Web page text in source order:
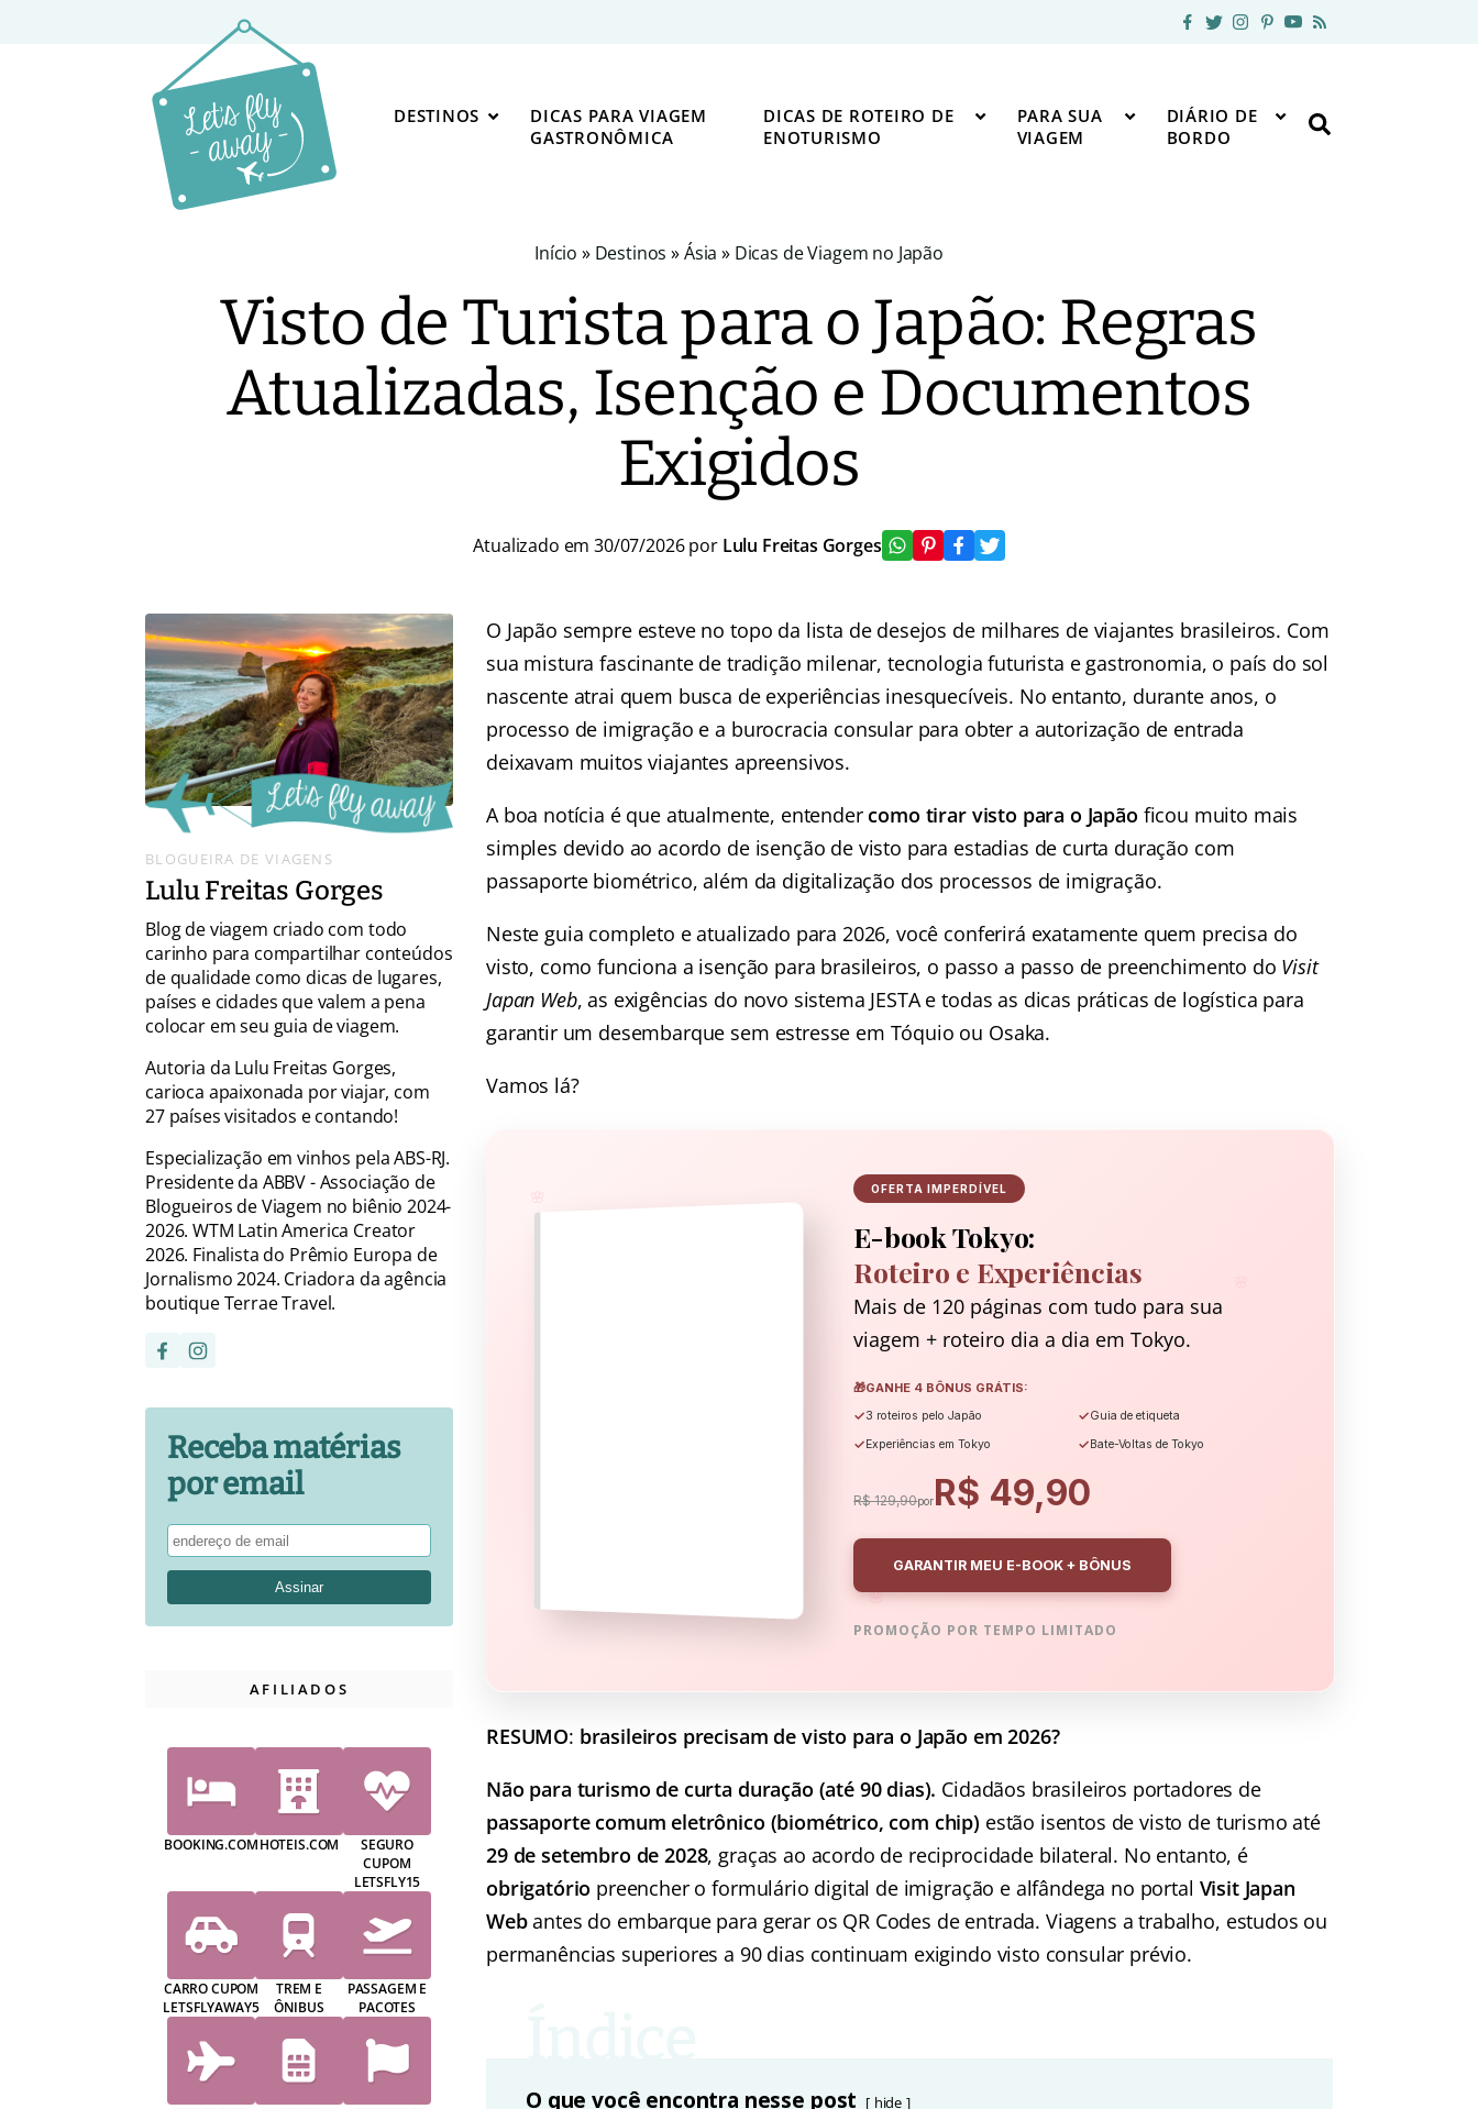
DESTINOS
DICAS PARA VIAGEM
GASTRONÔMICA
DICAS DE ROTEIRO DE
ENOTURISMO
PARA SUA
VIAGEM
DIÁRIO DE
BORDO
Início » Destinos »Ásia » Dicas de Viagem no Japão
Visto de Turista para o Japão: Regras
Atualizadas, Isenção e Documentos
Exigidos
Atualizado em 30/07/2026 por Lulu Freitas Gorges
O Japão sempre esteve no topo da lista de desejos de milhares de viajantes brasileiros. Com
sua mistura fascinante de tradição milenar, tecnologia futurista e gastronomia, o país do sol
nascente atrai quem busca de experiências inesquecíveis. No entanto, durante anos, o
processo de imigração e a burocracia consular para obter a autorização de entrada
deixavam muitos viajantes apreensivos.
A boa notícia é que atualmente, entender como tirar visto para o Japão ficou muito mais
simples devido ao acordo de isenção de visto para estadias de curta duração com
passaporte biométrico, além da digitalização dos processos de imigração.
Neste guia completo e atualizado para 2026, você conferirá exatamente quem precisa do
visto, como funciona a isenção para brasileiros, o passo a passo de preenchimento do Visit
Japan Web, as exigências do novo sistema JESTA e todas as dicas práticas de logística para
garantir um desembarque sem estresse em Tóquio ou Osaka.
Vamos lá?
🌸
🌸
OFERTA IMPERDÍVEL
E-book Tokyo:
Roteiro e Experiências
Mais de 120 páginas com tudo para sua
viagem + roteiro dia a dia em Tokyo.
🎁GANHE 4 BÔNUS GRÁTIS:
✓3 roteiros pelo Japão ✓Guia de etiqueta
✓Experiências em Tokyo ✓Bate-Voltas de Tokyo
R$ 129,90porR$ 49,90
GARANTIR MEU E-BOOK + BÔNUS
PROMOÇÃO POR TEMPO LIMITADO
RESUMO: brasileiros precisam de visto para o Japão em 2026?
Não para turismo de curta duração (até 90 dias). Cidadãos brasileiros portadores de
passaporte comum eletrônico (biométrico, com chip) estão isentos de visto de turismo até
29 de setembro de 2028, graças ao acordo de reciprocidade bilateral. No entanto, é
obrigatório preencher o formulário digital de imigração e alfândega no portal Visit Japan
Webantes do embarque para gerar os QR Codes de entrada. Viagens a trabalho, estudos ou
permanências superiores a 90 dias continuam exigindo visto consular prévio.
O que você encontra nesse post hide
BLOGUEIRA DE VIAGENS
Lulu Freitas Gorges
Blog de viagem criado com todo
carinho para compartilhar conteúdos
de qualidade como dicas de lugares,
países e cidades que valem a pena
colocar em seu guia de viagem.
Autoria da Lulu Freitas Gorges,
carioca apaixonada por viajar, com
27 países visitados e contando!
Especialização em vinhos pela ABS-RJ.
Presidente da ABBV - Associação de
Blogueiros de Viagem no biênio 2024-
2026. WTM Latin America Creator
2026. Finalista do Prêmio Europa de
Jornalismo 2024. Criadora da agência
boutique Terrae Travel.
Receba matérias
por email
AFILIADOS
BOOKING.COMHOTEIS.COM
SEGURO
CUPOM
LETSFLY15
CARRO CUPOM
LETSFLYAWAY5
TREM E
ÔNIBUS
PASSAGEM E
PACOTES